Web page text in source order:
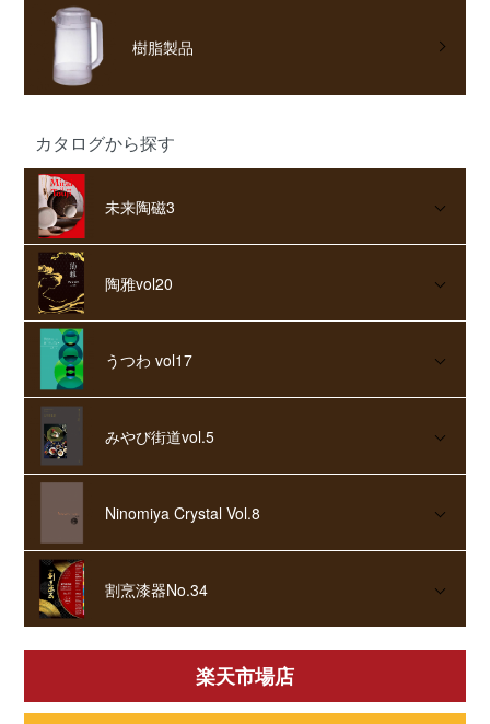
樹脂製品
カタログから探す
未来陶磁3
陶雅vol20
うつわ vol17
みやび街道vol.5
Ninomiya Crystal Vol.8
割烹漆器No.34
楽天市場店